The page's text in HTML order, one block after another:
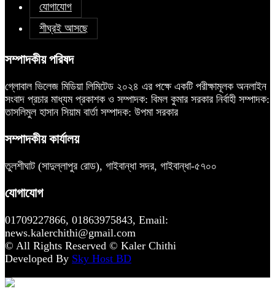
যোগাযোগ
শীঘ্রই আসছে
সম্পাদকীয় পরিষদ
গ্লোবাল ভিলেজ মিডিয়া লিমিটেড ২০২৪ এর পক্ষে একটি পরীক্ষামূলক অনলাইন
সংবাদ প্রচার মাধ্যম প্রকাশক ও সম্পাদক: বিমল কুমার সরকার নির্বাহী সম্পাদক:
তাসলিমুল হাসান সিয়াম বার্তা সম্পাদক: উপমা সরকার
সম্পাদকীয় কার্যালয়
তুলশীঘাট (সাদুল্লাপুর রোড), গাইবান্ধা সদর, গাইবান্ধা-৫৭০০
যোগাযোগ
01709227866, 01863975843, Email:
news.kalerchithi@gmail.com
© All Rights Reserved © Kaler Chithi
Developed By Sky Host BD